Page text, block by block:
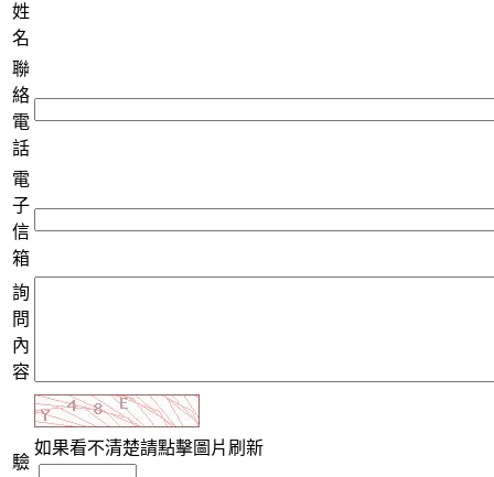
姓
名
聯
絡
電
話
電
子
信
箱
詢
問
內
容
驗
如果看不清楚請點擊圖片刷新